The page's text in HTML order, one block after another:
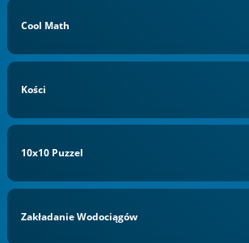
Cool Math
Kości
10x10 Puzzel
Zakładanie Wodociągów